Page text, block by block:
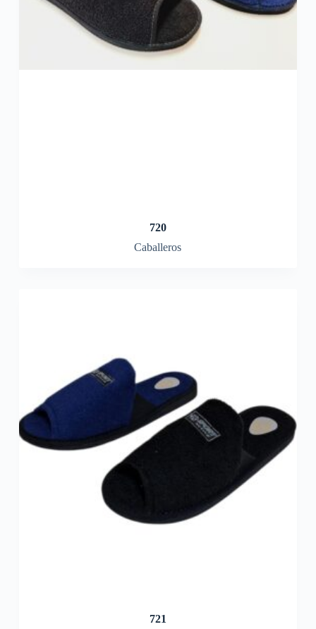
720
Caballeros
721